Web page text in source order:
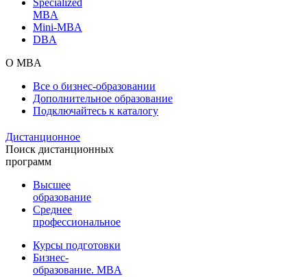
MBA
Mini-MBA
DBA
О MBA
Все о бизнес-образовании
Дополнительное образование
Подключайтесь к каталогу
Дистанционное
Поиск дистанционных
программ
Высшее
образование
Среднее
профессиональное
Курсы подготовки
Бизнес-
образование. MBA